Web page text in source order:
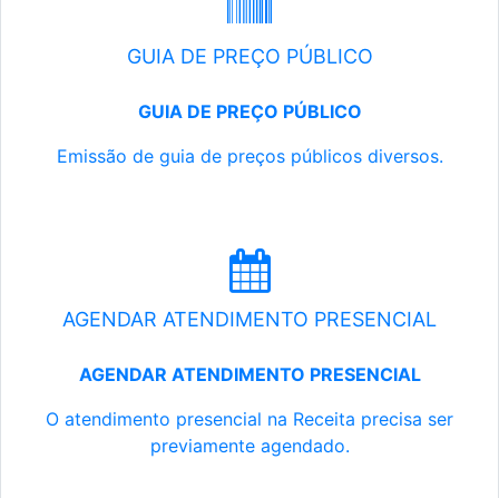
GUIA DE PREÇO PÚBLICO
GUIA DE PREÇO PÚBLICO
Emissão de guia de preços públicos diversos.
AGENDAR ATENDIMENTO PRESENCIAL
AGENDAR ATENDIMENTO PRESENCIAL
O atendimento presencial na Receita precisa ser
previamente agendado.